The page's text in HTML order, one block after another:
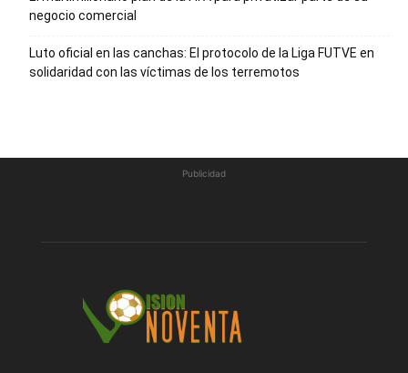
negocio comercial
Luto oficial en las canchas: El protocolo de la Liga FUTVE en
solidaridad con las víctimas de los terremotos
Publicidad